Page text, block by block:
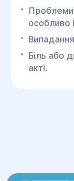
Проблеми
особливо
Біль або
акті.